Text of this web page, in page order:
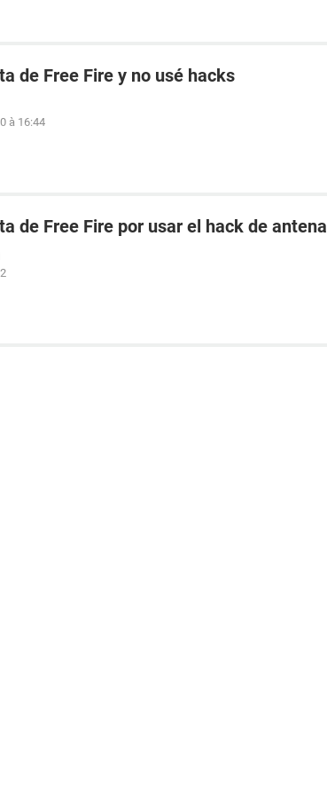
de Free Fire y no usé hacks
à 16:44
de Free Fire por usar el hack de antena